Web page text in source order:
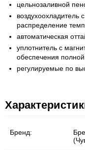
цельнозаливной
воздухоохладитель
распределение
автоматическая
уплотнитель с
обеспечения
регулируемые по
Бренд: